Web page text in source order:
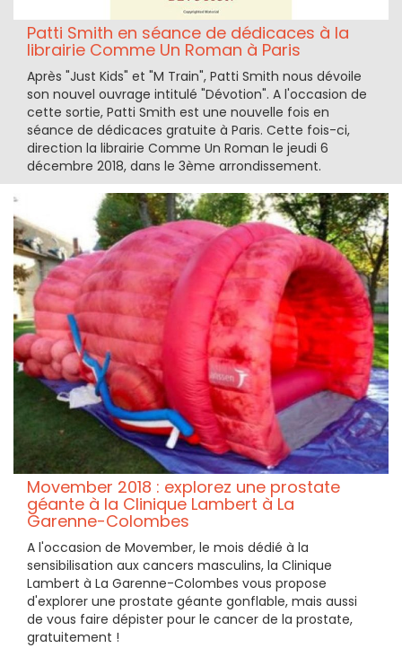
Patti Smith en séance de dédicaces à la
librairie Comme Un Roman à Paris
Après "Just Kids" et "M Train", Patti Smith nous dévoile
son nouvel ouvrage intitulé "Dévotion". A l'occasion de
cette sortie, Patti Smith est une nouvelle fois en
séance de dédicaces gratuite à Paris. Cette fois-ci,
direction la librairie Comme Un Roman le jeudi 6
décembre 2018, dans le 3ème arrondissement.
Movember 2018 : explorez une prostate
géante à la Clinique Lambert à La
Garenne-Colombes
A l'occasion de Movember, le mois dédié à la
sensibilisation aux cancers masculins, la Clinique
Lambert à La Garenne-Colombes vous propose
d'explorer une prostate géante gonflable, mais aussi
de vous faire dépister pour le cancer de la prostate,
gratuitement !